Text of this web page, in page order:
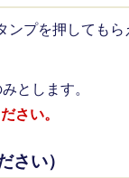
プを押しても
とします。
さい。
さい）